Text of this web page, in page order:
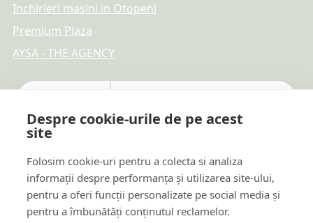
Despre cookie-urile de pe acest
site
Folosim cookie-uri pentru a colecta si analiza
informații despre performanța și utilizarea site-ului,
pentru a oferi funcții personalizate pe social media și
pentru a îmbunătăți conținutul reclamelor.
Inchirieri masini in Otopeni
Premium Plaza
AYSA - THE AGENCY